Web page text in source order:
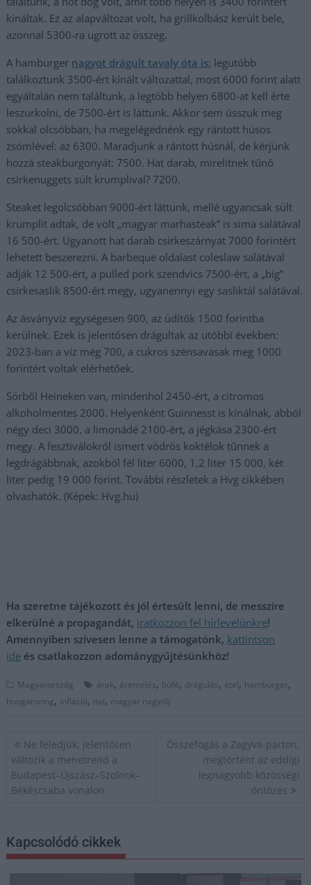
kínáltak. Ez az alapváltozat volt, ha grillkolbász került bele,
azonnal 5300-ra ugrott az összeg.
A hamburger nagyot drágult tavaly óta is: legutóbb
találkoztunk 3500-ért kínált változattal, most 6000 forint alatt
egyáltalán nem találtunk, a legtöbb helyen 6800-at kell érte
leszurkolni, de 7500-ért is láttunk. Akkor sem ússzuk meg
sokkal olcsóbban, ha megelégednénk egy rántott húsos
zsömlével: az 6300. Maradjunk a rántott húsnál, de kérjünk
hozzá steakburgonyát: 7500. Hat darab, mirelitnek tűnő
csirkenuggets sült krumplival? 7200.
Steaket legolcsóbban 9000-ért láttunk, mellé ugyancsak sült
krumplit adtak, de volt „magyar marhasteak” is sima salátával
16 500-ért. Ugyanott hat darab csirkeszárnyat 7000 forintért
lehetett beszerezni. A barbeque oldalast coleslaw salátával
adják 12 500-ért, a pulled pork szendvics 7500-ért, a „big”
csirkesaslik 8500-ért megy, ugyanennyi egy sasliktál salátával.
Az ásványvíz egységesen 900, az üdítők 1500 forintba
kerülnek. Ezek is jelentősen drágultak az utóbbi években:
2023-ban a víz még 700, a cukros szénsavasak meg 1000
forintért voltak elérhetőek.
Sörből Heineken van, mindenhol 2450-ért, a citromos
alkoholmentes 2000. Helyenként Guinnesst is kínálnak, abból
négy deci 3000, a limonádé 2100-ért, a jégkása 2300-ért
megy. A fesztiválokról ismert vödrös koktélok tűnnek a
legdrágábbnak, azokból fél liter 6000, 1,2 liter 15 000, két
liter pedig 19 000 forint. További részletek a Hvg cikkében
olvashatók. (Képek: Hvg.hu)
Ha szeretne tájékozott és jól értesült lenni, de messzire
elkerülné a propagandát, iratkozzon fel hírlevelünkre!
Amennyiben szívesen lenne a támogatónk, kattintson
ide és csatlakozzon adománygyűjtésünkhöz!
Magyarország árak, áremelés, büfé, drágulás, étel, hamburger,
hungaroring, infláció, ital, magyar nagydíj
Bejegyzés
navigáció
Ne feledjük, jelentősen
változik a menetrend a
Budapest–Újszász–Szolnok–
Békéscsaba vonalon
Összefogás a Zagyva-parton,
megtörtént az eddigi
legnagyobb közösségi
öntözés
Kapcsolódó cikkek